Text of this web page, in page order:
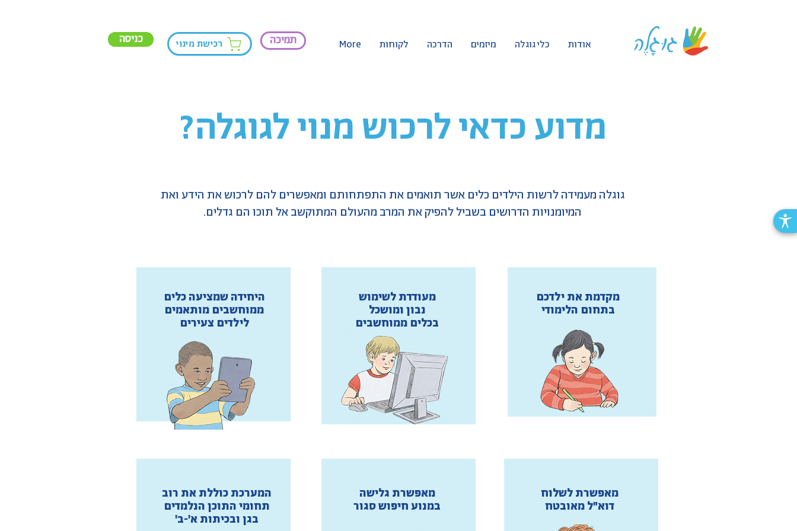
כניסה רכישת מינוי תמיכה אודות כלי גוגלה מיזמים הדרכה לקוחות More
מדוע כדאי לרכוש מנוי לגוגלה?
גוגלה מעמידה לרשות הילדים כלים אשר תואמים את התפתחותם ומאפשרים להם לרכוש את הידע ואת
המיומנויות הדרושים בשביל להפיק את המרב מהעולם המתוקשב אל תוכו הם גדלים.
היחידה שמציעה כלים
ממוחשבים מותאמים
לילדים צעירים
מעודדת לשימוש
נבון ומושכל
בכלים ממוחשבים
מקדמת את ילדכם
בתחום הלימודי
המערכת כוללת את רוב
תחומי התוכן הנלמדים
בגן ובכיתות א'-ב'
מאפשרת גלישה
במנוע חיפוש סגור
מאפשרת לשלוח
דוא"ל מאובטח